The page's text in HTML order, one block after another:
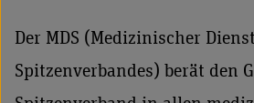
Der MDS (Medizinischer
Spitzenverbandes) berät den